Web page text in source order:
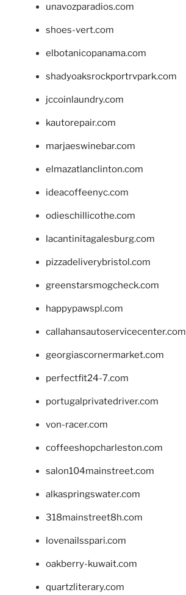
unavozparadios.com
shoes-vert.com
elbotanicopanama.com
shadyoaksrockportrvpark.com
jccoinlaundry.com
kautorepair.com
marjaeswinebar.com
elmazatlanclinton.com
ideacoffeenyc.com
odieschillicothe.com
lacantinitagalesburg.com
pizzadeliverybristol.com
greenstarsmogcheck.com
happypawspl.com
callahansautoservicecenter.com
georgiascornermarket.com
perfectfit24-7.com
portugalprivatedriver.com
von-racer.com
coffeeshopcharleston.com
salon104mainstreet.com
alkaspringswater.com
318mainstreet8h.com
lovenailsspari.com
oakberry-kuwait.com
quartzliterary.com